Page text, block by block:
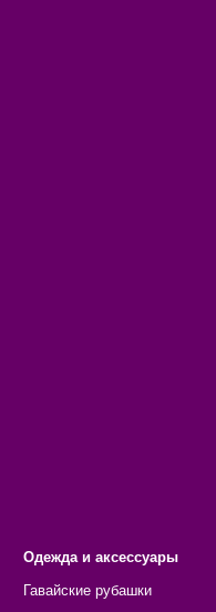
Одежда и аксессуары
Гавайские рубашки